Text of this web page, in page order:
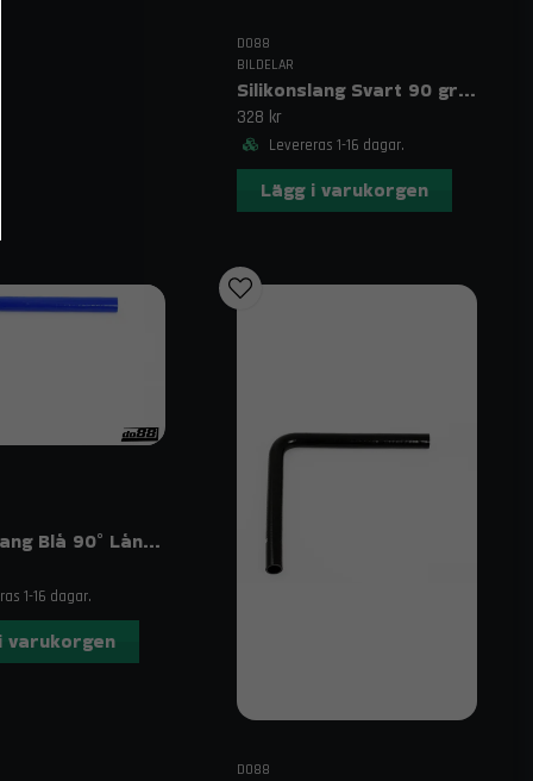
DO88
BILDELAR
Silikonslang Svart 90 grader långt ben 1,25" (32mm)
328 kr
Levereras 1-16 dagar.
Lägg i varukorgen
Silikonslang Blå 90° Långt Ben 1,5″ (38 mm)
1-16 dagar.
varukorgen
DO88